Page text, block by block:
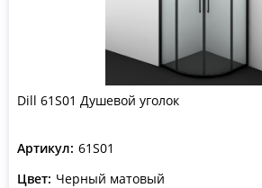
Dill 61S01 Душевой уголок
Артикул: 61S01
Цвет: Черный матовый